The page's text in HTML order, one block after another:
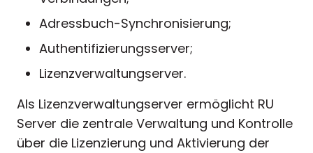
Adressbuch-Synchronisierung;
Authentifizierungsserver;
Lizenzverwaltungserver.
Als Lizenzverwaltungserver ermöglicht RU
Server die zentrale Verwaltung und Kontrolle
über die Lizenzierung und Aktivierung der